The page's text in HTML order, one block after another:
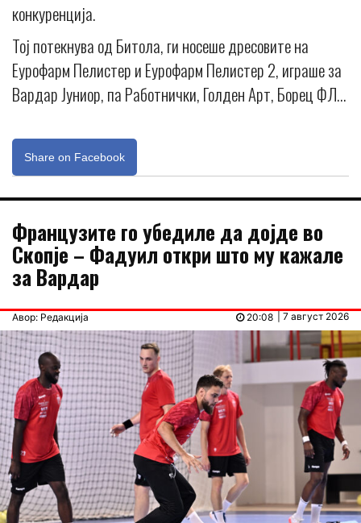
конкуренција.
Тој потекнува од Битола, ги носеше дресовите на
Еурофарм Пелистер и Еурофарм Пелистер 2, играше за
Вардар Јуниор, па Работнички, Голден Арт, Борец ФЛ…
Share on Facebook
Французите го убедиле да дојде во
Скопје – Фадуил откри што му кажале
за Вардар
Авор: Редакција | 7 август 2026
20:08